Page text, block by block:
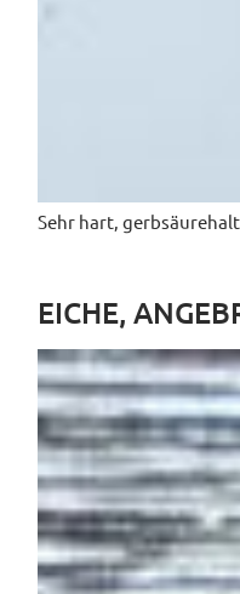
Sehr hart,
EICHE,